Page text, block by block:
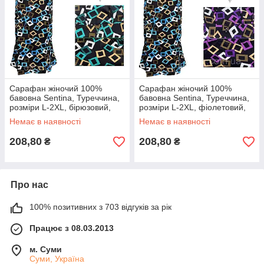
Сарафан жіночий 100%
бавовна Sentina, Туреччина,
розміри L-2XL, бірюзовий,
012223
Немає в наявності
208,80 ₴
Сарафан жіночий 100%
бавовна Sentina, Туреччина,
розміри L-2XL, фіолетовий,
012224
Немає в наявності
208,80 ₴
Про нас
100% позитивних з 703 відгуків за рік
Працює з 08.03.2013
м. Суми
Суми, Україна